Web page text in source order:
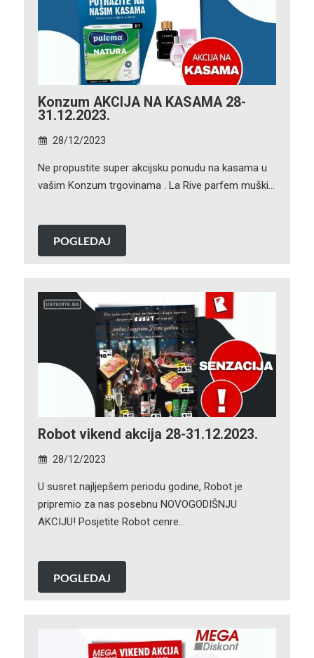
Konzum AKCIJA NA KASAMA 28-
31.12.2023.
28/12/2023
Ne propustite super akcijsku ponudu na kasama u
vašim Konzum trgovinama . La Rive parfem muški…
POGLEDAJ
Robot vikend akcija 28-31.12.2023.
28/12/2023
U susret najljepšem periodu godine, Robot je
pripremio za nas posebnu NOVOGODIŠNJU
AKCIJU! Posjetite Robot cenre…
POGLEDAJ